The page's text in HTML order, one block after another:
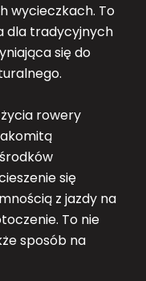
wycieczkach. To
dla tradycyjnych
się do
rowery
się
z jazdy na
To nie
sposób na